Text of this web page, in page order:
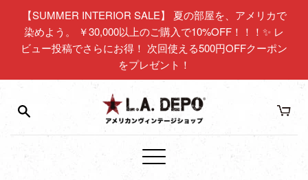
【SUMMER INTERIOR SALE】 夏の部屋を、アメリカで
染めよう。 ￥30,000以上のご購入で10%OFF！！！✨ レ
ビュー投稿でさらにお得！ 次回使える500円OFFクーポン
をプレゼント！
メ